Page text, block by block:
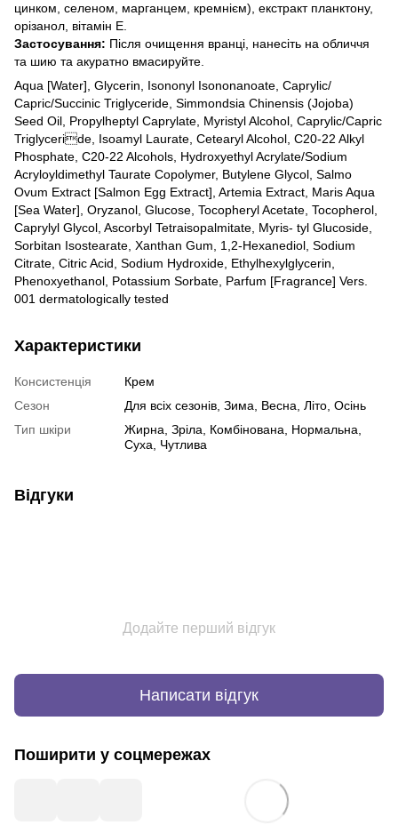
цинком, селеном, марганцем, кремнієм), екстракт планктону,
орізанол, вітамін Е.
Застосування: Після очищення вранці, нанесіть на обличчя
та шию та акуратно вмасируйте.
Aqua [Water], Glycerin, Isononyl Isononanoate, Caprylic/
Capric/Succinic Triglyceride, Simmondsia Chinensis (Jojoba)
Seed Oil, Propylheptyl Caprylate, Myristyl Alcohol, Caprylic/Capric
Triglyceride, Isoamyl Laurate, Cetearyl Alcohol, C20-22 Alkyl
Phosphate, C20-22 Alcohols, Hydroxyethyl Acrylate/Sodium
Acryloyldimethyl Taurate Copolymer, Butylene Glycol, Salmo
Ovum Extract [Salmon Egg Extract], Artemia Extract, Maris Aqua
[Sea Water], Oryzanol, Glucose, Tocopheryl Acetate, Tocopherol,
Caprylyl Glycol, Ascorbyl Tetraisopalmitate, Myris- tyl Glucoside,
Sorbitan Isostearate, Xanthan Gum, 1,2-Hexanediol, Sodium
Citrate, Citric Acid, Sodium Hydroxide, Ethylhexylglycerin,
Phenoxyethanol, Potassium Sorbate, Parfum [Fragrance] Vers.
001 dermatologically tested
Характеристики
Консистенція
Крем
Сезон
Для всіх сезонів, Зима, Весна, Літо, Осінь
Тип шкіри
Жирна, Зріла, Комбінована, Нормальна,
Суха, Чутлива
Відгуки
Додайте перший відгук
Написати відгук
Поширити у соцмережах